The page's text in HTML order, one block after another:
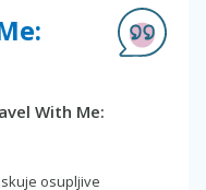
With Me:
osupljive